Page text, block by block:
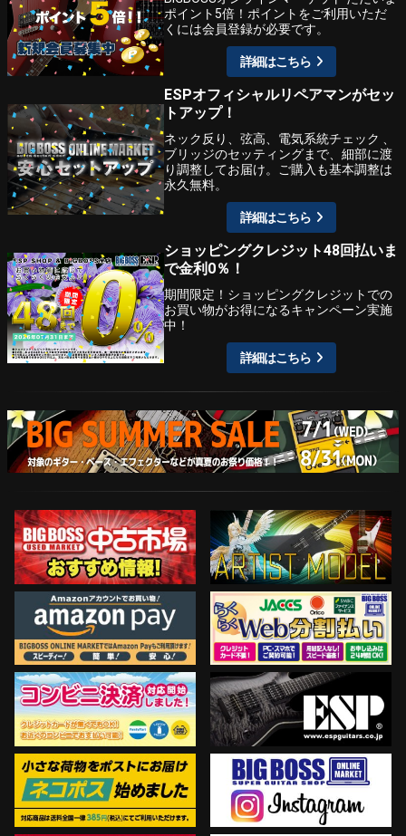
ポイント5倍！ポイントをご利用いただ
くには会員登録が必要です。
詳細はこちら
ESPオフィシャルリペアマンがセッ
トアップ！
ネック反り、弦高、電気系統チェック 、
ブリッジのセッティングまで、細部に渡
り調整してお届け。ご購入も基本調整は
永久無料。
詳細はこちら
ショッピングクレジット48回払いま
で金利0％！
期間限定！ショッピングクレジットでの
お買い物がお得になるキャンペーン実施
中！
詳細はこちら